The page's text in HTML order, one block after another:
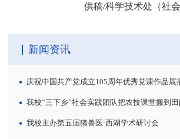
供稿/科学技术处（社
新闻资讯
庆祝中国共产党成立105周年优秀党课作品展
我校“三下乡”社会实践团队把农技课堂搬到
我校主办第五届猪兽医·西湖学术研讨会